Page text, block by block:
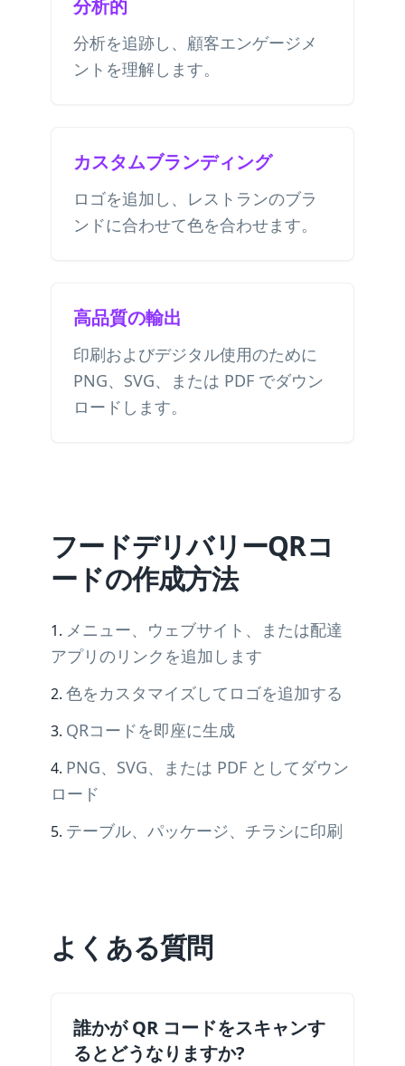
分析的
分析を追跡し、顧客エンゲージメ
ントを理解します。
カスタムブランディング
ロゴを追加し、レストランのブラ
ンドに合わせて色を合わせます。
高品質の輸出
印刷およびデジタル使用のために
PNG、SVG、または PDF でダウン
ロードします。
フードデリバリーQRコ
ードの作成方法
メニュー、ウェブサイト、または配達
アプリのリンクを追加します
色をカスタマイズしてロゴを追加する
QRコードを即座に生成
PNG、SVG、または PDF としてダウン
ロード
テーブル、パッケージ、チラシに印刷
よくある質問
誰かが QR コードをスキャンす
るとどうなりますか?